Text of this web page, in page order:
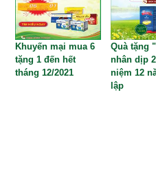
Khuyến mại mua 6
tặng 1 đến hết
tháng 12/2021
Quà tặng
nhân dịp
niệm 12
lập